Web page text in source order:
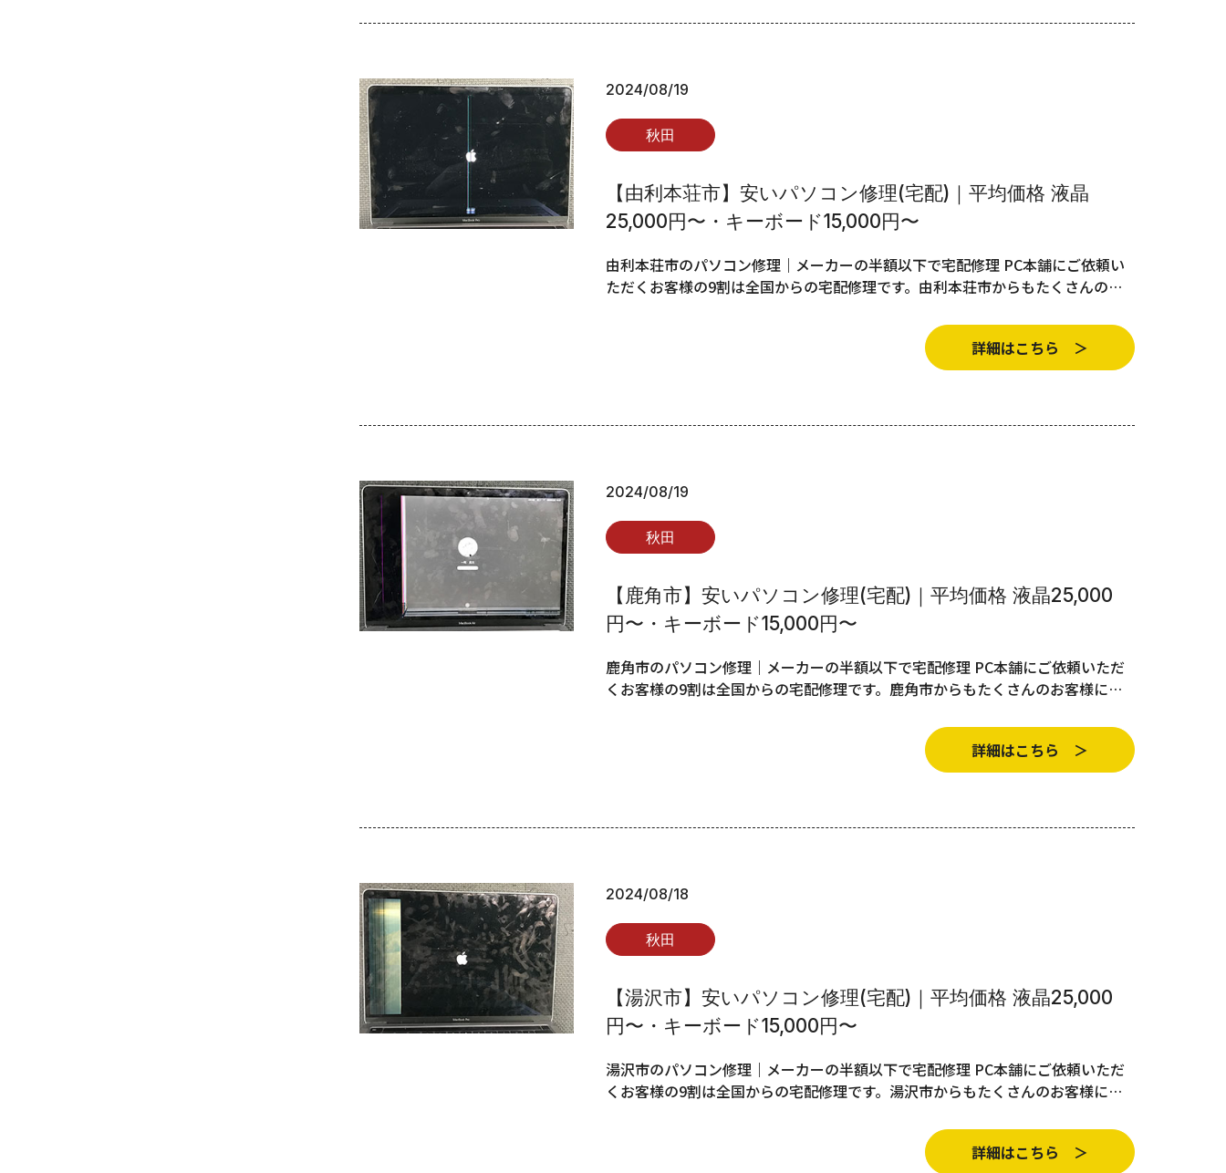
2024/08/19
秋田
【由利本荘市】安いパソコン修理(宅配)｜平均価格 液晶
25,000円〜・キーボード15,000円〜
由利本荘市のパソコン修理｜メーカーの半額以下で宅配修理 PC本舗にご依頼い
ただくお客様の9割は全国からの宅配修理です。由利本荘市からもたくさんの…
詳細はこちら ＞
2024/08/19
秋田
【鹿角市】安いパソコン修理(宅配)｜平均価格 液晶25,000
円〜・キーボード15,000円〜
鹿角市のパソコン修理｜メーカーの半額以下で宅配修理 PC本舗にご依頼いただ
くお客様の9割は全国からの宅配修理です。鹿角市からもたくさんのお客様に…
詳細はこちら ＞
2024/08/18
秋田
【湯沢市】安いパソコン修理(宅配)｜平均価格 液晶25,000
円〜・キーボード15,000円〜
湯沢市のパソコン修理｜メーカーの半額以下で宅配修理 PC本舗にご依頼いただ
くお客様の9割は全国からの宅配修理です。湯沢市からもたくさんのお客様に…
詳細はこちら ＞